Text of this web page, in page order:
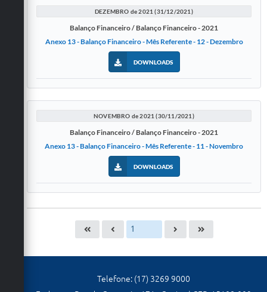
DEZEMBRO de 2021 (31/12/2021)
Balanço Financeiro / Balanço Financeiro - 2021
Anexo 13 - Balanço Financeiro - Mês Referente - 12 - Dezembro
DOWNLOADS
NOVEMBRO de 2021 (30/11/2021)
Balanço Financeiro / Balanço Financeiro - 2021
Anexo 13 - Balanço Financeiro - Mês Referente - 11 - Novembro
DOWNLOADS
Telefone: (17) 3269 9000